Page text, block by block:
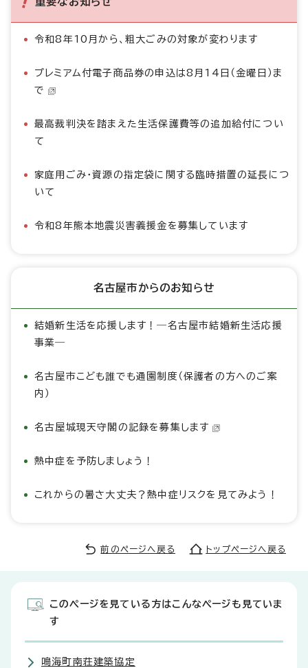
令和8年10月から、粗大ごみの対象が変わります
プレミアム付電子商品券の申込は8月14日（金曜日）ま
で
最高裁判決を踏まえた生活保護費等の追加給付につい
て
家庭用ごみ・資源の指定袋に関する臨時措置の延長につ
いて
令和8年熊本地震災害義援金を募集しています
名古屋市からのお知らせ
結婚新生活を応援します！―名古屋市結婚新生活応援
事業―
名古屋市こども誰でも通園制度（保護者の方へのご案
内）
名古屋城現天守閣の記録を募集します
熱中症を予防しましょう！
これからの暑さ大丈夫？熱中症リスクを見てみよう！
前のページへ戻る トップページへ戻る
このページを見ている方はこんなページも見ていま
す
鳴海町南荘建築協定